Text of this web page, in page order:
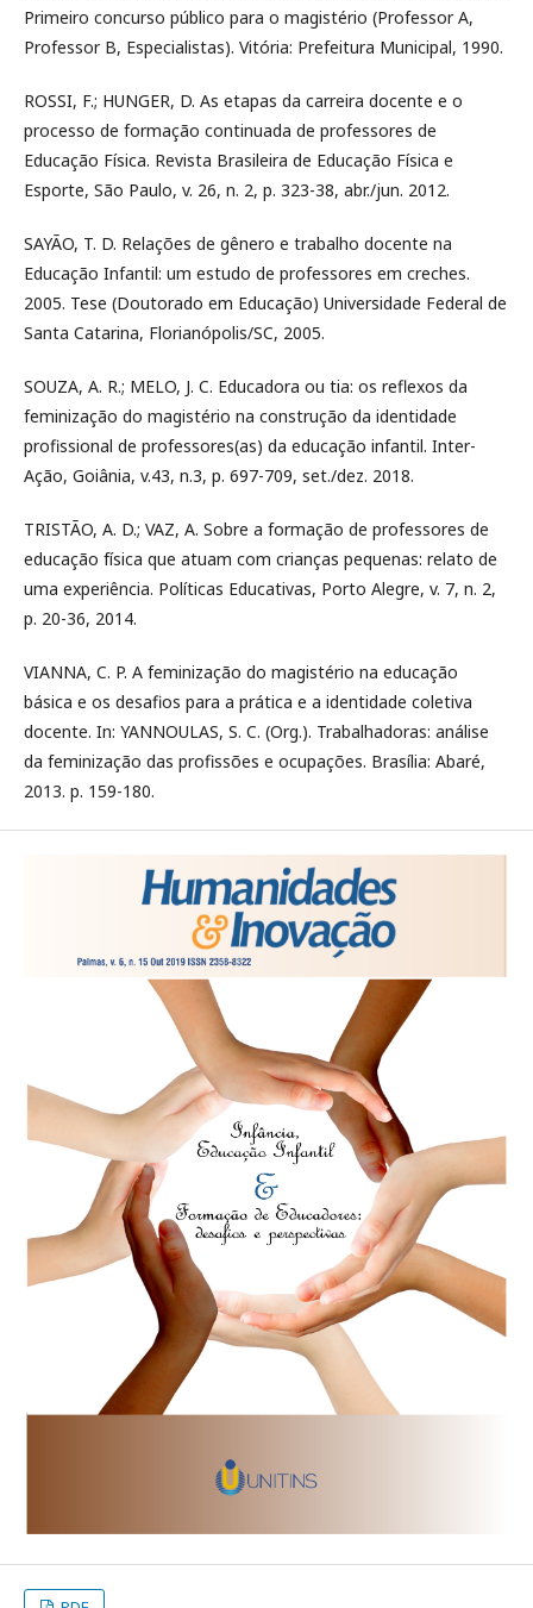
Primeiro concurso público para o magistério (Professor A,
Professor B, Especialistas). Vitória: Prefeitura Municipal, 1990.
ROSSI, F.; HUNGER, D. As etapas da carreira docente e o
processo de formação continuada de professores de
Educação Física. Revista Brasileira de Educação Física e
Esporte, São Paulo, v. 26, n. 2, p. 323-38, abr./jun. 2012.
SAYÃO, T. D. Relações de gênero e trabalho docente na
Educação Infantil: um estudo de professores em creches.
2005. Tese (Doutorado em Educação) Universidade Federal de
Santa Catarina, Florianópolis/SC, 2005.
SOUZA, A. R.; MELO, J. C. Educadora ou tia: os reflexos da
feminização do magistério na construção da identidade
profissional de professores(as) da educação infantil. Inter-
Ação, Goiânia, v.43, n.3, p. 697-709, set./dez. 2018.
TRISTÃO, A. D.; VAZ, A. Sobre a formação de professores de
educação física que atuam com crianças pequenas: relato de
uma experiência. Políticas Educativas, Porto Alegre, v. 7, n. 2,
p. 20-36, 2014.
VIANNA, C. P. A feminização do magistério na educação
básica e os desafios para a prática e a identidade coletiva
docente. In: YANNOULAS, S. C. (Org.). Trabalhadoras: análise
da feminização das profissões e ocupações. Brasília: Abaré,
2013. p. 159-180.